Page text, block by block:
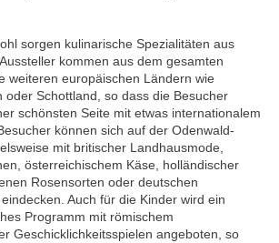
sorgen kulinarische Spezialitäten aus
kommen aus dem gesamten
weiteren europäischen Ländern wie
oder Schottland, so dass die Besucher
schönsten Seite mit etwas internationalem
können sich auf der Odenwald-
mit britischer Landhausmode,
österreichischem Käse, holländischer
Rosensorten oder deutschen
Auch für die Kinder wird ein
Programm mit römischem
Geschicklichkeitsspielen angeboten, so